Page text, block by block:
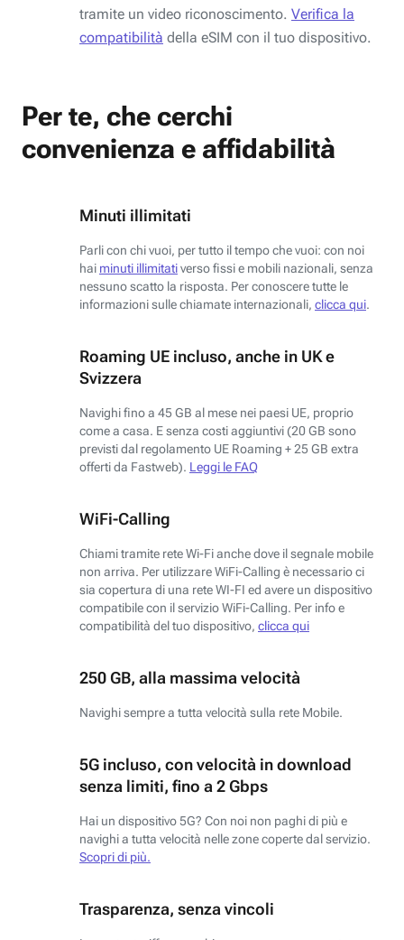
tramite un video riconoscimento. Verifica la
compatibilità della eSIM con il tuo dispositivo.
Per te, che cerchi
convenienza e affidabilità
Minuti illimitati
Parli con chi vuoi, per tutto il tempo che vuoi: con noi
hai minuti illimitativerso fissi e mobili nazionali, senza
nessuno scatto la risposta. Per conoscere tutte le
informazioni sulle chiamate internazionali, clicca qui.
Roaming UE incluso, anche in UK e
Svizzera
Navighi fino a 45 GB al mese nei paesi UE, proprio
come a casa. E senza costi aggiuntivi (20 GB sono
previsti dal regolamento UE Roaming + 25 GB extra
offerti da Fastweb). Leggi le FAQ
WiFi-Calling
Chiami tramite rete Wi-Fi anche dove il segnale mobile
non arriva. Per utilizzare WiFi-Calling è necessario ci
sia copertura di una rete WI-FI ed avere un dispositivo
compatibile con il servizio WiFi-Calling. Per info e
compatibilità del tuo dispositivo, clicca qui
250 GB, alla massima velocità
Navighi sempre a tutta velocità sulla rete Mobile.
5G incluso, con velocità in download
senza limiti, fino a 2 Gbps
Hai un dispositivo 5G? Con noi non paghi di più e
navighi a tutta velocità nelle zone coperte dal servizio.
Scopri di più.
Trasparenza, senza vincoli